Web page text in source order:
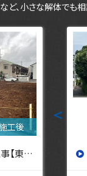
、小さな解体でも
＜
建設へ】